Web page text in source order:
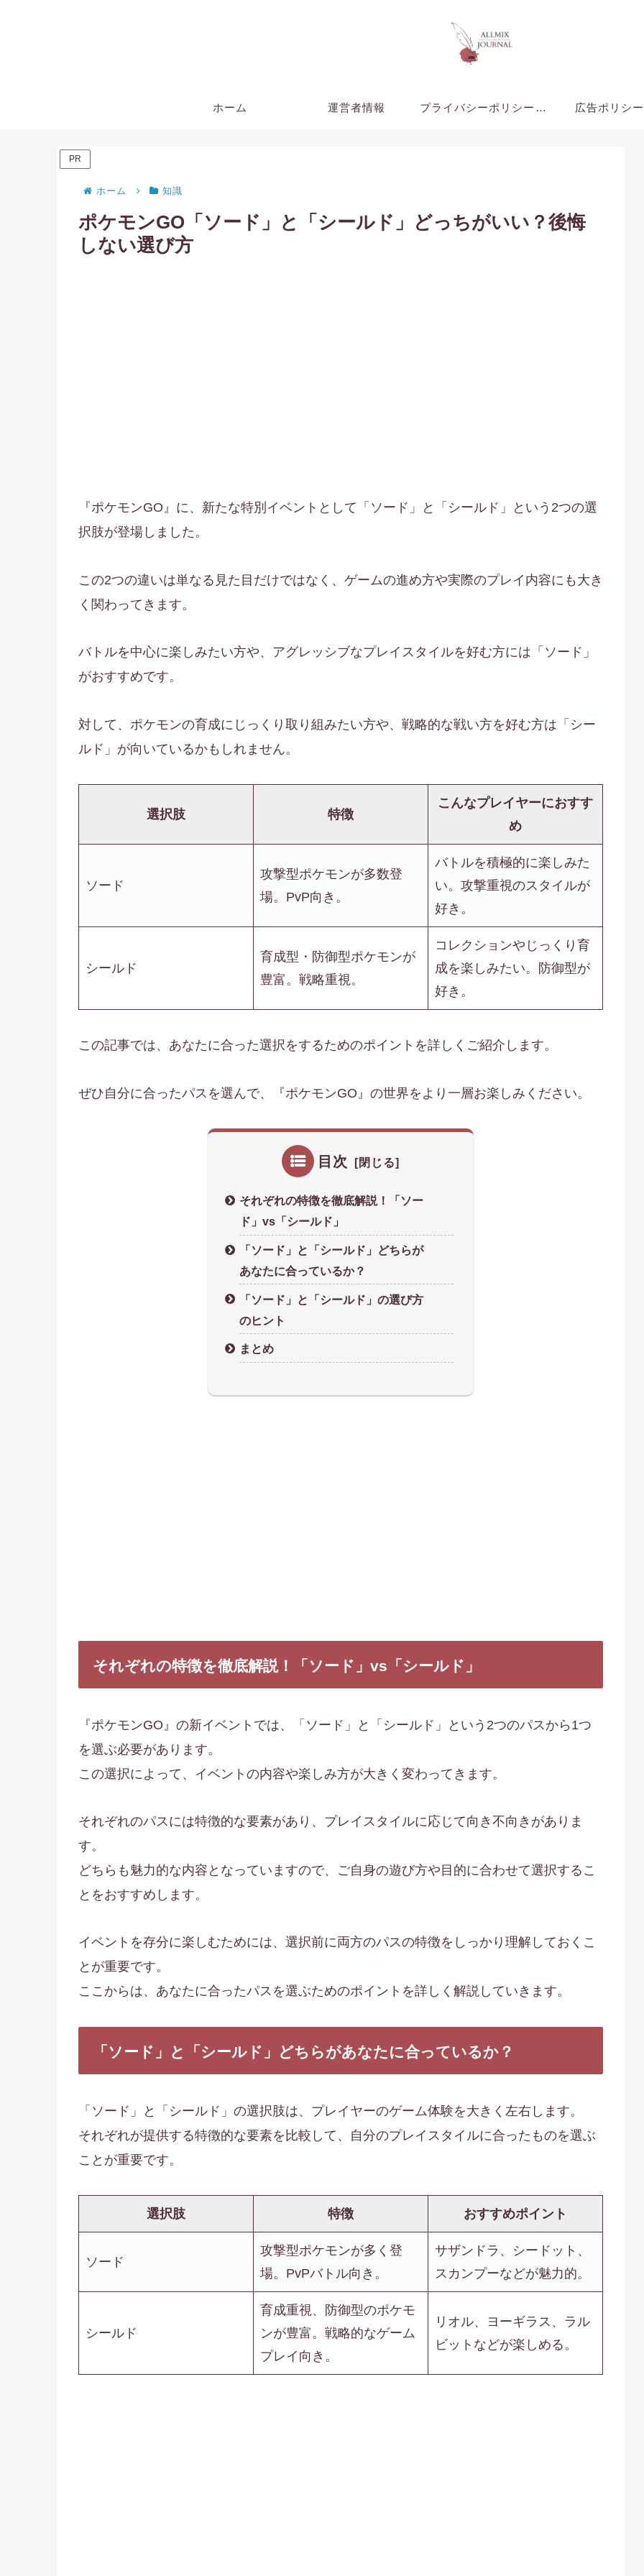
ホーム 運営者情報 プライバシーポリシー・免責事項 広告ポリシー
PR
ホーム 知識
ポケモンGO「ソード」と「シールド」どっちがいい？後悔
しない選び方
『ポケモンGO』に、新たな特別イベントとして「ソード」と「シールド」という2つの選
択肢が登場しました。
この2つの違いは単なる見た目だけではなく、ゲームの進め方や実際のプレイ内容にも大き
く関わってきます。
バトルを中心に楽しみたい方や、アグレッシブなプレイスタイルを好む方には「ソード」
がおすすめです。
対して、ポケモンの育成にじっくり取り組みたい方や、戦略的な戦い方を好む方は「シー
ルド」が向いているかもしれません。
選択肢 特徴
こんなプレイヤーにおすす
め
ソード
攻撃型ポケモンが多数登
場。PvP向き。
バトルを積極的に楽しみた
い。攻撃重視のスタイルが
好き。
シールド
育成型・防御型ポケモンが
豊富。戦略重視。
コレクションやじっくり育
成を楽しみたい。防御型が
好き。
この記事では、あなたに合った選択をするためのポイントを詳しくご紹介します。
ぜひ自分に合ったパスを選んで、『ポケモンGO』の世界をより一層お楽しみください。
目次
それぞれの特徴を徹底解説！「ソー
ド」vs「シールド」
「ソード」と「シールド」どちらが
あなたに合っているか？
「ソード」と「シールド」の選び方
のヒント
まとめ
それぞれの特徴を徹底解説！「ソード」vs「シールド」
『ポケモンGO』の新イベントでは、「ソード」と「シールド」という2つのパスから1つ
を選ぶ必要があります。
この選択によって、イベントの内容や楽しみ方が大きく変わってきます。
それぞれのパスには特徴的な要素があり、プレイスタイルに応じて向き不向きがありま
す。
どちらも魅力的な内容となっていますので、ご自身の遊び方や目的に合わせて選択するこ
とをおすすめします。
イベントを存分に楽しむためには、選択前に両方のパスの特徴をしっかり理解しておくこ
とが重要です。
ここからは、あなたに合ったパスを選ぶためのポイントを詳しく解説していきます。
「ソード」と「シールド」どちらがあなたに合っているか？
「ソード」と「シールド」の選択肢は、プレイヤーのゲーム体験を大きく左右します。
それぞれが提供する特徴的な要素を比較して、自分のプレイスタイルに合ったものを選ぶ
ことが重要です。
選択肢 特徴 おすすめポイント
ソード
攻撃型ポケモンが多く登
場。PvPバトル向き。
サザンドラ、シードット、
スカンプーなどが魅力的。
シールド
育成重視、防御型のポケモ
ンが豊富。戦略的なゲーム
プレイ向き。
リオル、ヨーギラス、ラル
ビットなどが楽しめる。